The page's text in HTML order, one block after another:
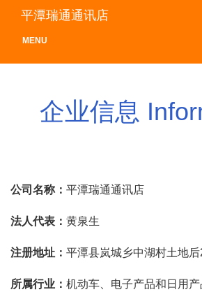
平潭瑞通通讯店
MENU
企业信息
公司名称： 平潭瑞通通讯店
法人代表： 黄泉生
注册地址： 平潭县岚城乡中湖村土地
所属行业： 机动车、电子产品和日用